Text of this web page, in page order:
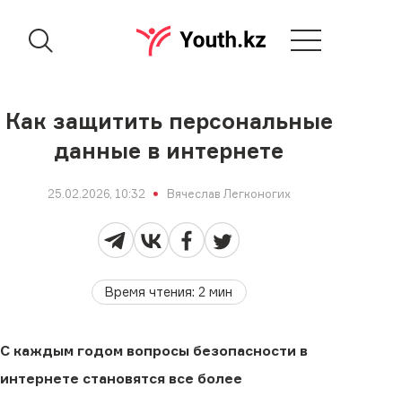
Как защитить персональные
данные в интернете
25.02.2026, 10:32 Вячеслав Легконогих
Время чтения:2 мин
С каждым годом вопросы безопасности в
интернете становятся все более